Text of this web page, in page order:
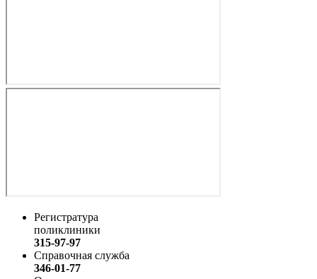
Регистратура
поликлиники
315-97-97
Справочная служба
346-01-77